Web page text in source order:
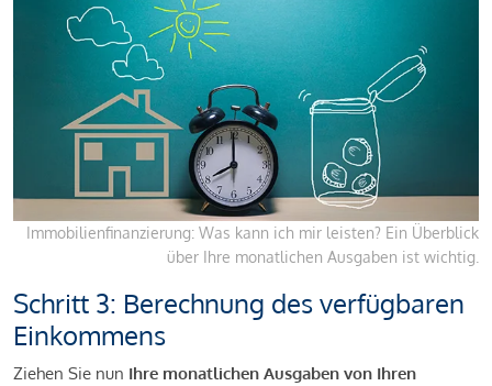
Immobilienfinanzierung: Was kann ich mir leisten? Ein Überblick
über Ihre monatlichen Ausgaben ist wichtig.
Schritt 3: Berechnung des verfügbaren
Einkommens
Ziehen Sie nun Ihre monatlichen Ausgaben von Ihren